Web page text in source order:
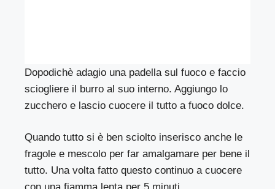
Dopodichè adagio una padella sul fuoco e faccio
sciogliere il burro al suo interno. Aggiungo lo
zucchero e lascio cuocere il tutto a fuoco dolce.
Quando tutto si è ben sciolto inserisco anche le
fragole e mescolo per far amalgamare per bene il
tutto. Una volta fatto questo continuo a cuocere